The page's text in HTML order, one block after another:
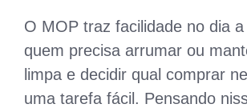
O MOP traz facilidade no dia
quem precisa arrumar ou
limpa e decidir qual comprar
uma tarefa fácil. Pensando